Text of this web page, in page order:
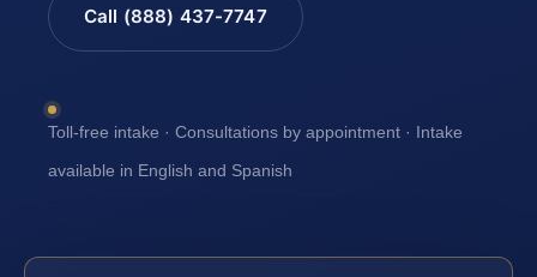
Call (888) 437-7747
Toll-free intake · Consultations by appointment · Intake
available in English and Spanish